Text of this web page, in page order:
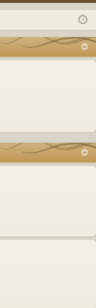
au
si
ist
öi